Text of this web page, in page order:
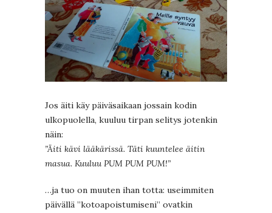
Jos äiti käy päiväsaikaan jossain kodin
ulkopuolella, kuuluu tirpan selitys jotenkin
näin:
”Äiti kävi lääkärissä. Täti kuuntelee äitin
masua. Kuuluu PUM PUM PUM!”
…ja tuo on muuten ihan totta: useimmiten
päivällä ”kotoapoistumiseni” ovatkin